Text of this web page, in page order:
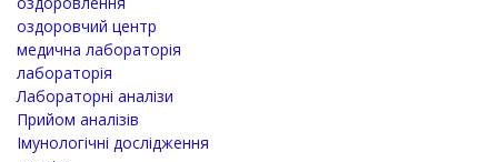
оздоровчий центр
медична лабораторія
лабораторія
Лабораторні аналізи
Прийом аналізів
Імунологічні дослідження